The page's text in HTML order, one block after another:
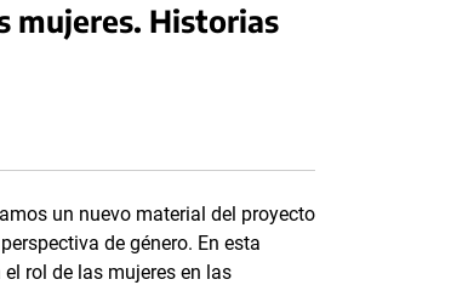
mujeres. Historias
un nuevo material del proyecto
de género. En esta
rol de las mujeres en las